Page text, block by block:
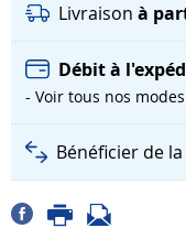
Livraison à
Débit à
- Voir tous nos
Bénéficier de